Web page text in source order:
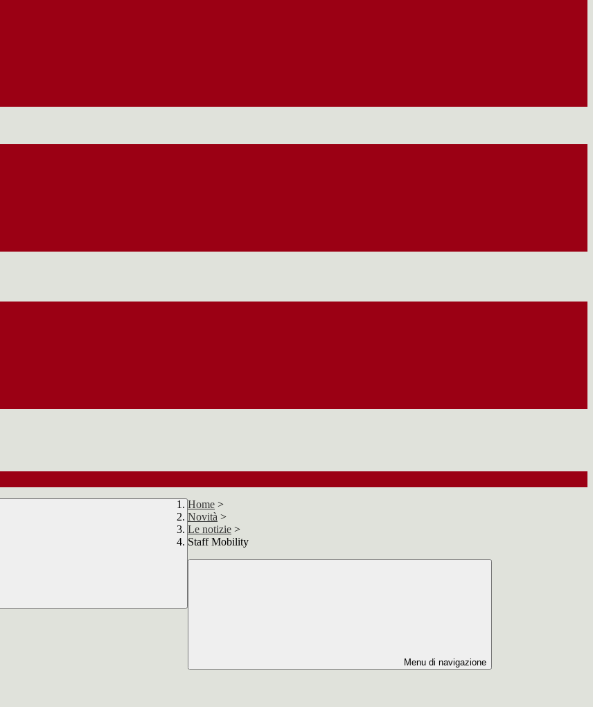
Home >
Novità >
Le notizie >
Staff Mobility
Menu di navigazione